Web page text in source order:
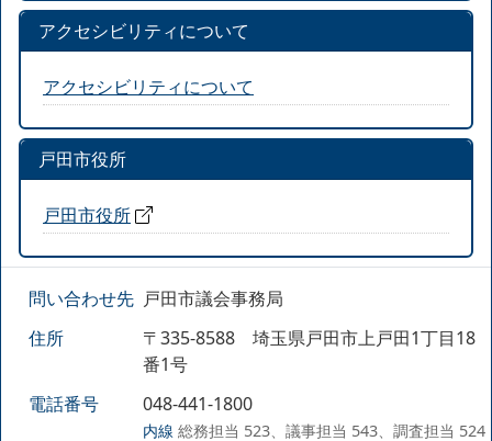
アクセシビリティについて
アクセシビリティについて
戸田市役所
戸田市役所
問い合わせ先 戸田市議会事務局
住所
〒335-8588 埼玉県戸田市上戸田1丁目18
番1号
電話番号
048-441-1800
内線 総務担当 523、議事担当 543、調査担当 524